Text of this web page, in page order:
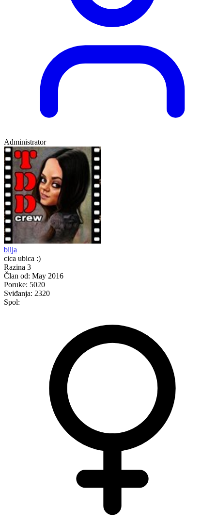
Administrator
bilja
cica ubica :)
Razina 3
Član od: May 2016
Poruke: 5020
Sviđanja: 2320
Spol: